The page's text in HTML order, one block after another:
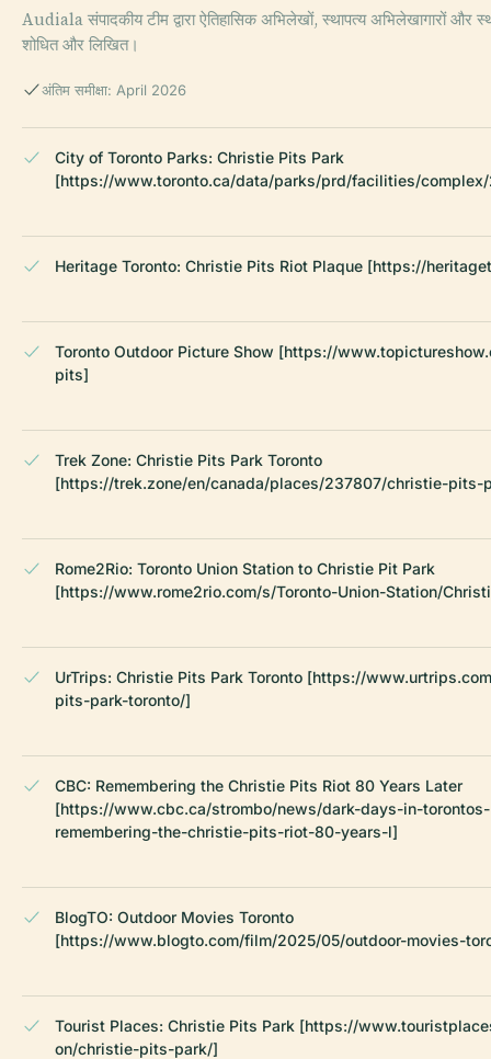
Audiala संपादकीय टीम द्वारा ऐतिहासिक अभिलेखों, स्थापत्य अभिलेखागारों और
शोधित और लिखित।
अंतिम समीक्षा: April 2026
City of Toronto Parks: Christie Pits Park
[https://www.toronto.ca/data/parks/prd/facilities/
Heritage Toronto: Christie Pits Riot Plaque [https://
Toronto Outdoor Picture Show [https://
pits]
Trek Zone: Christie Pits Park Toronto
[https://trek.zone/en/canada/places/237807/christie-pits-
Rome2Rio: Toronto Union Station to Christie Pit Park
[https://www.rome2rio.com/s/Toronto-Union-Station/
UrTrips: Christie Pits Park Toronto [https://
pits-park-toronto/]
CBC: Remembering the Christie Pits Riot 80 Years Later
[https://www.cbc.ca/strombo/news/dark-days-in-
remembering-the-christie-pits-riot-80-years-l]
BlogTO: Outdoor Movies Toronto
[https://www.blogto.com/film/2025/05/outdoor-movies-
Tourist Places: Christie Pits Park [https://
on/christie-pits-park/]